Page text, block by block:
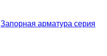
Запорная арматура серия